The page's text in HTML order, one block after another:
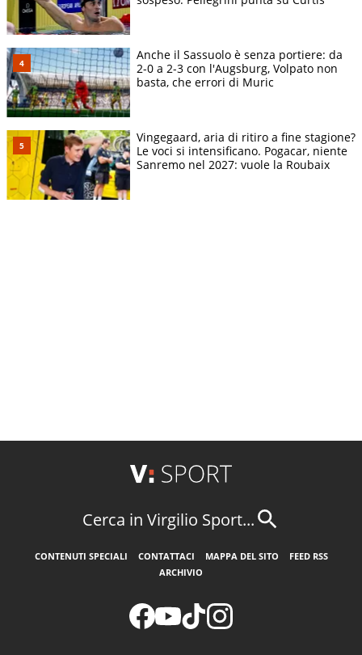
Anche il Sassuolo è senza portiere: da
2-0 a 2-3 con l'Augsburg, Volpato non
basta, che errori di Muric
Vingegaard, aria di ritiro a fine stagione?
Le voci si intensificano. Pogacar, niente
Sanremo nel 2027: vuole la Roubaix
Cerca in Virgilio Sport...
CONTENUTI SPECIALI CONTATTACI MAPPA DEL SITO
FEED RSS
ARCHIVIO